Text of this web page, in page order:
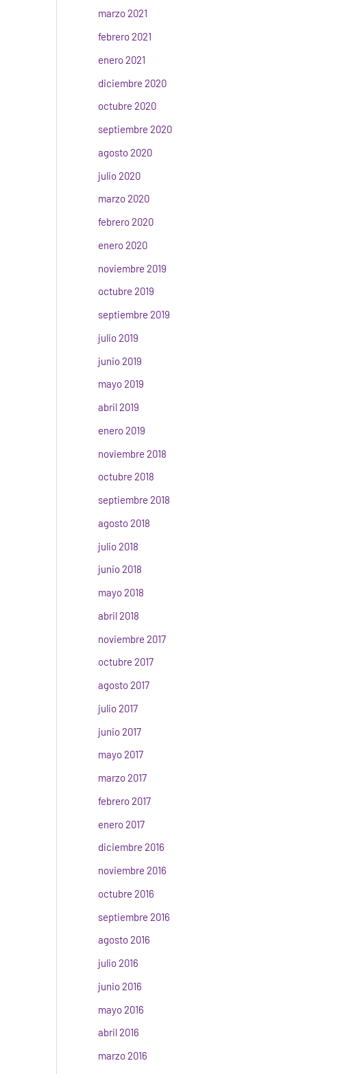
marzo 2021
febrero 2021
enero 2021
diciembre 2020
octubre 2020
septiembre 2020
agosto 2020
julio 2020
marzo 2020
febrero 2020
enero 2020
noviembre 2019
octubre 2019
septiembre 2019
julio 2019
junio 2019
mayo 2019
abril 2019
enero 2019
noviembre 2018
octubre 2018
septiembre 2018
agosto 2018
julio 2018
junio 2018
mayo 2018
abril 2018
noviembre 2017
octubre 2017
agosto 2017
julio 2017
junio 2017
mayo 2017
marzo 2017
febrero 2017
enero 2017
diciembre 2016
noviembre 2016
octubre 2016
septiembre 2016
agosto 2016
julio 2016
junio 2016
mayo 2016
abril 2016
marzo 2016